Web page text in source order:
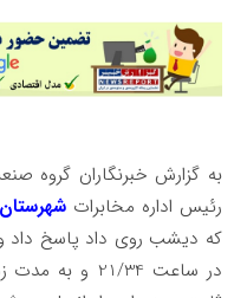
به گزارش خبرنگاران گروه
رئیس اداره مخابرات